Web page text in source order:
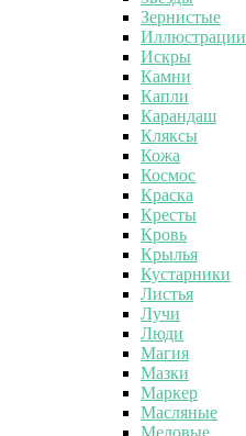
Зернистые
Иллюстрации
Искры
Камни
Капли
Карандаш
Кляксы
Кожа
Космос
Краска
Кресты
Кровь
Крылья
Кустарники
Листья
Лучи
Люди
Магия
Мазки
Маркер
Масляные
Меловые